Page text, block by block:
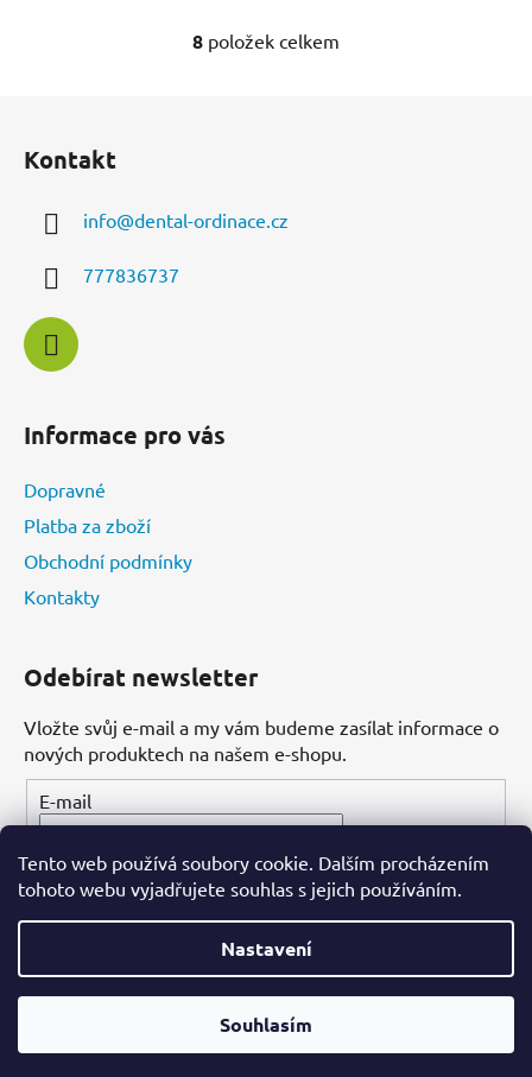
Tento web používá soubory cookie. Dalším procházením
tohoto webu vyjadřujete souhlas s jejich používáním.
Nastavení
Souhlasím
O
í
8 položek celkem
Kontakt
info@dental-ordinace.cz
777836737
Informace pro vás
Dopravné
Platba za zboží
Obchodní podmínky
Kontakty
Odebírat newsletter
Vložte svůj e-mail a my vám budeme zasílat informace o
nových produktech na našem e-shopu.
E-mail
PŘIHLÁSIT SE
Vytvořil Shoptet
Dental-ordinace.cz
vyhrazena.